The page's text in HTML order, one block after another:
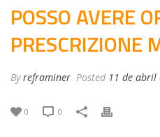
POSSO AVERE
PRESCRIZIONE
Byreframiner Posted 11 de abril
0 0